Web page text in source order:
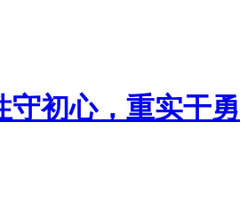
守初心，重实干勇